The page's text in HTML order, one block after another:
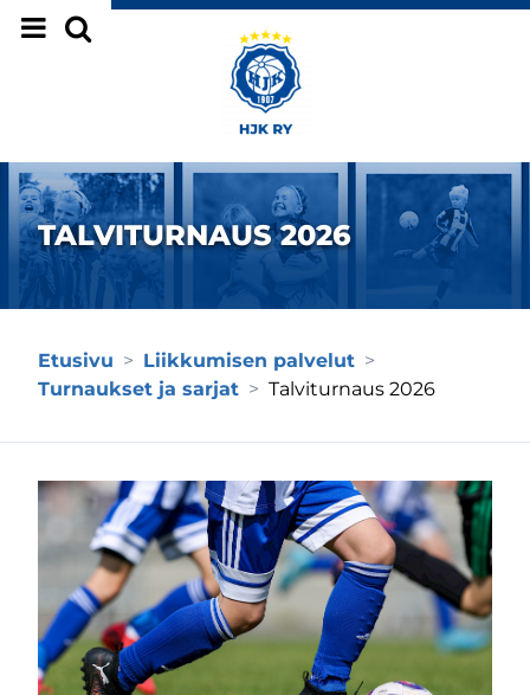
Siirry sivun sisältöön
TALVITURNAUS 2026
Etusivu > Liikkumisen palvelut >
Turnaukset ja sarjat > Talviturnaus 2026